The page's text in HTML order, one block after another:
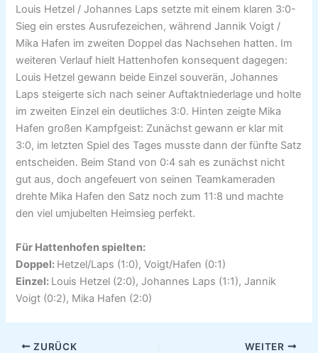
Louis Hetzel / Johannes Laps setzte mit einem klaren 3:0-
Sieg ein erstes Ausrufezeichen, während Jannik Voigt /
Mika Hafen im zweiten Doppel das Nachsehen hatten. Im
weiteren Verlauf hielt Hattenhofen konsequent dagegen:
Louis Hetzel gewann beide Einzel souverän, Johannes
Laps steigerte sich nach seiner Auftaktniederlage und holte
im zweiten Einzel ein deutliches 3:0. Hinten zeigte Mika
Hafen großen Kampfgeist: Zunächst gewann er klar mit
3:0, im letzten Spiel des Tages musste dann der fünfte Satz
entscheiden. Beim Stand von 0:4 sah es zunächst nicht
gut aus, doch angefeuert von seinen Teamkameraden
drehte Mika Hafen den Satz noch zum 11:8 und machte
den viel umjubelten Heimsieg perfekt.
Für Hattenhofen spielten:
Doppel: Hetzel/Laps (1:0), Voigt/Hafen (0:1)
Einzel: Louis Hetzel (2:0), Johannes Laps (1:1), Jannik
Voigt (0:2), Mika Hafen (2:0)
ZURÜCK WEITER